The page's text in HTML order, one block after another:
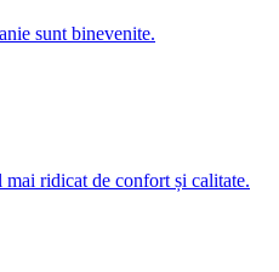
sunt binevenite.
ridicat de confort și calitate.